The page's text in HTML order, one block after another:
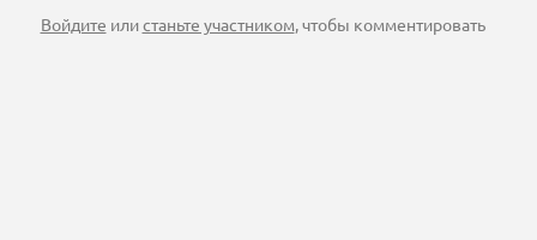
Войдите илистаньте участником, чтобы комментировать